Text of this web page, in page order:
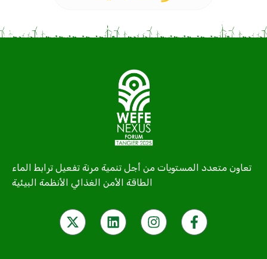
تعاون متعدد المستويات من أجل تنمية مرنة تفعيل ترابط الماء
الطاقة الأمن الغذائي الأنظمة البيئية